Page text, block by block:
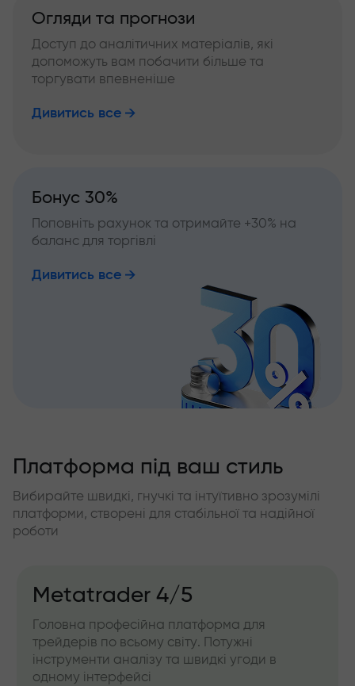
Огляди та прогнози
Доступ до аналітичних матеріалів, які
допоможуть вам побачити більше та
торгувати впевненіше
Дивитись все
Бонус 30%
Поповніть рахунок та отримайте +30% на
баланс для торгівлі
Дивитись все
Платформа під ваш стиль
Вибирайте швидкі, гнучкі та інтуїтивно зрозумілі
платформи, створені для стабільної та надійної
роботи
Metatrader 4/5
Головна професійна платформа для
трейдерів по всьому світу. Потужні
інструменти аналізу та швидкі угоди в
одному інтерфейсі